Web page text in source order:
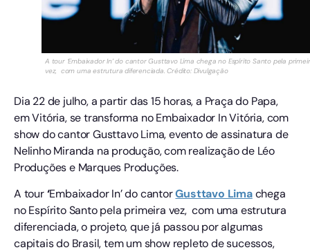
A tour ‘Embaixador In’ do cantor Gusttavo Lima chega no Espírito Santo pela
vez, com uma estrutura diferenciada. Crédito: Divulgação
Dia 22 de julho, a partir das 15 horas, a Praça do Papa,
em Vitória, se transforma no Embaixador In Vitória, com
show do cantor Gusttavo Lima, evento de assinatura de
Nelinho Miranda na produção, com realização de Léo
Produções e Marques Produções.
A tour‘Embaixador In’ do cantorGusttavo Limachega
no Espírito Santo pela primeira vez, com uma estrutura
diferenciada, o projeto, que já passou por algumas
capitais do Brasil, tem um show repleto de sucessos,